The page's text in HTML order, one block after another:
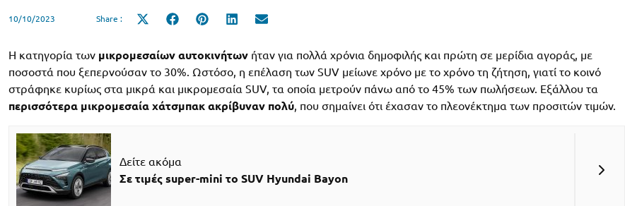
10/10/2023 Share :
Share
Share
Share
Share
Η κατηγορία των μικρομεσαίων αυτοκινήτων ήταν για πολλά χρόνια δημοφιλής και πρώτη σε μερίδια αγοράς, με
ποσοστά που ξεπερνούσαν το 30%. Ωστόσο, η επέλαση των SUV μείωνε χρόνο με το χρόνο τη ζήτηση, γιατί το κοινό
στράφηκε κυρίως στα μικρά και μικρομεσαία SUV, τα οποία μετρούν πάνω από το 45% των πωλήσεων. Εξάλλου τα
περισσότερα μικρομεσαία χάτσμπακ ακρίβυναν πολύ, που σημαίνει ότι έχασαν το πλεονέκτημα των προσιτών τιμών.
Δείτε ακόμα
Σε τιμές super-mini το SUV Hyundai Bayon